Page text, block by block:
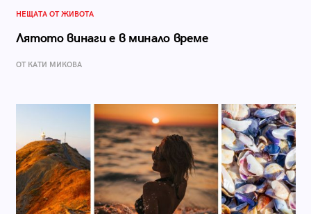
НЕЩАТА ОТ ЖИВОТА
Лятото винаги е в минало време
ОТ КАТИ МИКОВА